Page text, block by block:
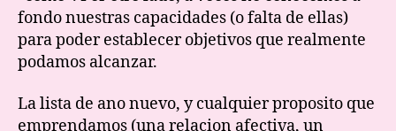
fondo nuestras capacidades (o falta de ellas)
para poder establecer objetivos que realmente
podamos alcanzar.
La lista de ano nuevo, y cualquier proposito que
emprendamos (una relacion afectiva, un